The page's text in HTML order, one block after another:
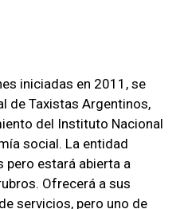
iniciadas en 2011, se
de Taxistas Argentinos,
del Instituto Nacional
social. La entidad
estará abierta a
Ofrecerá a sus
servicios, pero uno de